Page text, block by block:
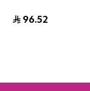
96.52